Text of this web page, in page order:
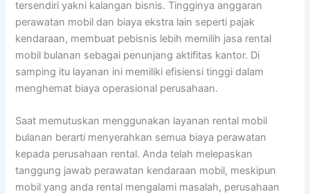
tersendiri yakni kalangan bisnis. Tingginya anggaran
perawatan mobil dan biaya ekstra lain seperti pajak
kendaraan, membuat pebisnis lebih memilih jasa rental
mobil bulanan sebagai penunjang aktifitas kantor. Di
samping itu layanan ini memiliki efisiensi tinggi dalam
menghemat biaya operasional perusahaan.
Saat memutuskan menggunakan layanan rental mobil
bulanan berarti menyerahkan semua biaya perawatan
kepada perusahaan rental. Anda telah melepaskan
tanggung jawab perawatan kendaraan mobil, meskipun
mobil yang anda rental mengalami masalah, perusahaan